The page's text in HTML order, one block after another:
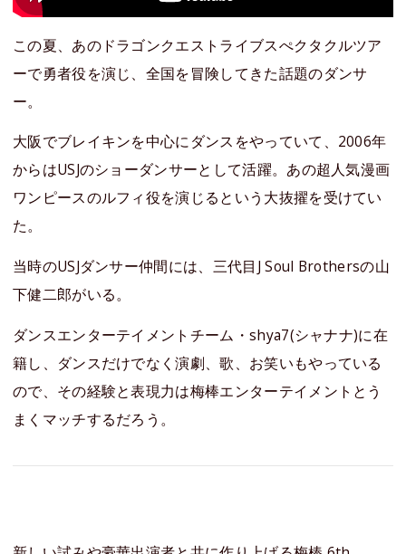
この夏、あのドラゴンクエストライブスぺクタクルツア
ーで勇者役を演じ、全国を冒険してきた話題のダンサ
ー。
大阪でブレイキンを中心にダンスをやっていて、2006年
からはUSJのショーダンサーとして活躍。あの超人気漫画
ワンピースのルフィ役を演じるという大抜擢を受けてい
た。
当時のUSJダンサー仲間には、三代目J Soul Brothersの山
下健二郎がいる。
ダンスエンターテイメントチーム・shya7(シャナナ)に在
籍し、ダンスだけでなく演劇、歌、お笑いもやっている
ので、その経験と表現力は梅棒エンターテイメントとう
まくマッチするだろう。